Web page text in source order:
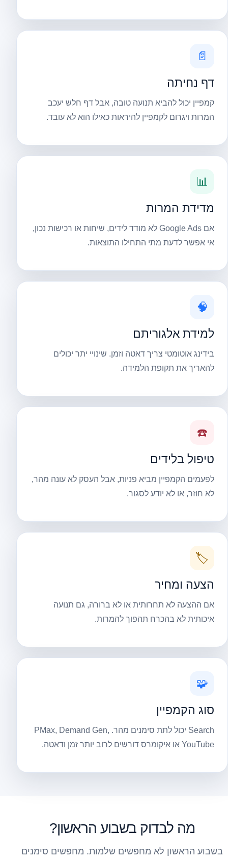
📄
דף נחיתה
קמפיין יכול להביא תנועה טובה, אבל דף חלש יעכב
המרות ויגרום לקמפיין להיראות כאילו הוא לא עובד.
📊
מדידת המרות
אם Google Ads לא מודד לידים, שיחות או רכישות נכון,
אי אפשר לדעת מתי התחילו התוצאות.
🧠
למידת אלגוריתם
בידינג אוטומטי צריך דאטה וזמן. שינויי יתר יכולים
להאריך את תקופת הלמידה.
☎️
טיפול בלידים
לפעמים הקמפיין מביא פניות, אבל העסק לא עונה מהר,
לא חוזר, או לא יודע לסגור.
🏷️
הצעה ומחיר
אם ההצעה לא תחרותית או לא ברורה, גם תנועה
איכותית לא בהכרח תהפוך להמרות.
🧩
סוג הקמפיין
Search יכול לתת סימנים מהר. PMax, Demand Gen,
YouTube או איקומרס דורשים לרוב יותר זמן ודאטה.
מה לבדוק בשבוע הראשון?
בשבוע הראשון לא מחפשים שלמות. מחפשים סימנים